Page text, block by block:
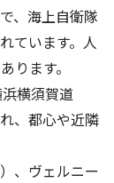
、海上自衛隊
ています。人
ります。
横須賀道
、都心や近隣
、ヴェルニー